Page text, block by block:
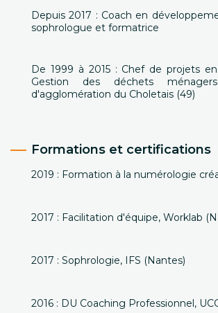
Depuis 2017 : Coach en
sophrologue et formatrice
De 1999 à 2015 : Chef de projets
Gestion des déchets
d'agglomération du Choletais (49)
Formations et certifications
2019 : Formation à la numérologie
2017 : Facilitation d'équipe, Worklab
2017 : Sophrologie, IFS (Nantes)
2016 : DU Coaching Professionnel,